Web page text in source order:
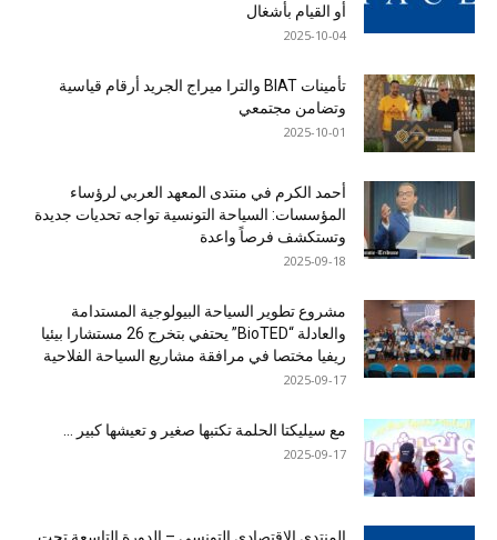
أو القيام بأشغال
2025-10-04
تأمينات BIAT والترا ميراج الجريد أرقام قياسية
وتضامن مجتمعي
2025-10-01
أحمد الكرم في منتدى المعهد العربي لرؤساء
المؤسسات: السياحة التونسية تواجه تحديات جديدة
وتستكشف فرصاً واعدة
2025-09-18
مشروع تطوير السياحة البيولوجية المستدامة
والعادلة “BioTED” يحتفي بتخرج 26 مستشارا بيئيا
ريفيا مختصا في مرافقة مشاريع السياحة الفلاحية
2025-09-17
مع سيليكتا الحلمة تكتبها صغير و تعيشها كبير …
2025-09-17